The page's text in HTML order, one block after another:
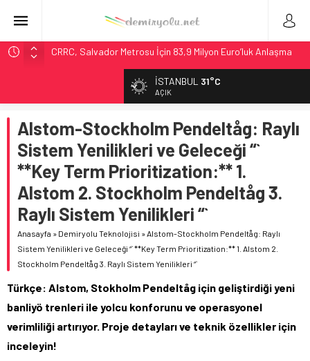
CRRC, Salvador Metrosu İçin 83,9 Milyon Euro’luk Anlaşma
Fortescue ile Knorr-Bremse’den 99 Milyon Euro’luk
Stadler, Austin’e 21 CITYLINK Hafif Raylı Aracı Tedarik
Edecek
9,9 Milyar Dolarlık Mor Hat’ta Tel Testleri Başladı
Italo’nun Almanya Hamlesi: Siemens’e 3 Milyar Avroluk Dev
Sipariş
İSTANBUL 31°C
AÇIK
Alstom-Stockholm Pendeltåg: Raylı
Sistem Yenilikleri ve Geleceği “`
**Key Term Prioritization:** 1.
Alstom 2. Stockholm Pendeltåg 3.
Raylı Sistem Yenilikleri “`
Anasayfa » Demiryolu Teknolojisi »Alstom-Stockholm Pendeltåg: Raylı
Sistem Yenilikleri ve Geleceği “` **Key Term Prioritization:** 1. Alstom 2.
Stockholm Pendeltåg 3. Raylı Sistem Yenilikleri “`
Türkçe: Alstom, Stokholm Pendeltåg için geliştirdiği yeni
banliyö trenleri ile yolcu konforunu ve operasyonel
verimliliği artırıyor. Proje detayları ve teknik özellikler için
inceleyin!